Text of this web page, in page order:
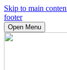
Skip to main
footer
Open Menu